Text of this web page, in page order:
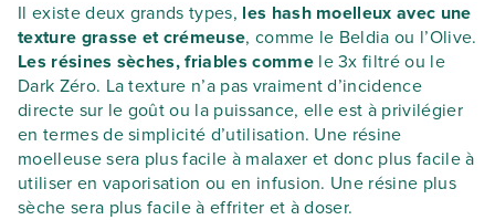
Il existe deux grands types, les hash moelleux avec une
texture grasse et crémeuse, comme le Beldia ou l’Olive.
Les résines sèches, friables commele 3x filtré ou le
Dark Zéro. La texture n’a pas vraiment d’incidence
directe sur le goût ou la puissance, elle est à privilégier
en termes de simplicité d’utilisation. Une résine
moelleuse sera plus facile à malaxer et donc plus facile à
utiliser en vaporisation ou en infusion. Une résine plus
sèche sera plus facile à effriter et à doser.